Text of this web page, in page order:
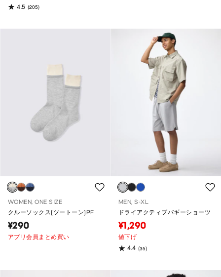
4.5 (205)
WOMEN, ONE SIZE
クルーソックス(ツートーン)PF
¥290
アプリ会員まとめ買い
MEN, S-XL
ドライアクティブバギーショーツ
¥1,290
値下げ
4.4 (35)